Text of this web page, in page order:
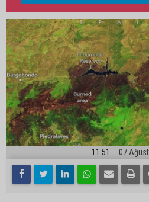
11:51 07